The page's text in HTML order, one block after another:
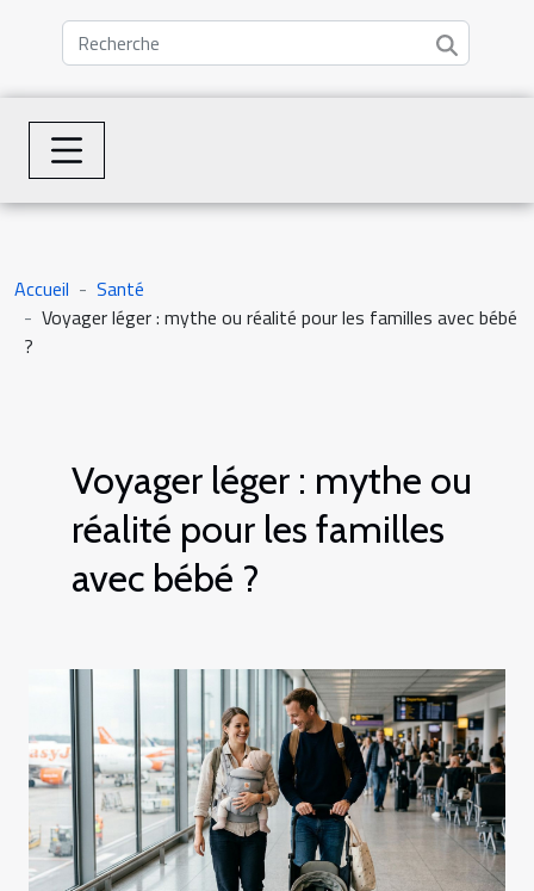
Accueil
Santé
Voyager léger : mythe ou réalité pour les familles avec bébé
?
Voyager léger : mythe ou
réalité pour les familles
avec bébé ?